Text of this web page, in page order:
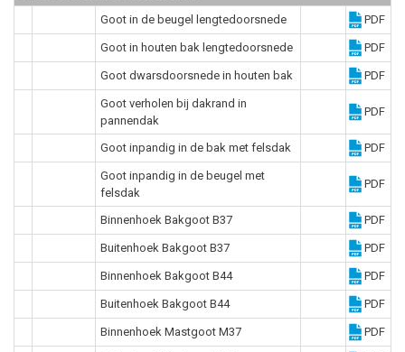
Goot in de beugel lengtedoorsnede
PDF
Goot in houten bak lengtedoorsnede PDF
Goot dwarsdoorsnede in houten bak PDF
Goot verholen bij dakrand in
pannendak
PDF
Goot inpandig in de bak met felsdak PDF
Goot inpandig in de beugel met
felsdak
PDF
Binnenhoek Bakgoot B37 PDF
Buitenhoek Bakgoot B37 PDF
Binnenhoek Bakgoot B44 PDF
Buitenhoek Bakgoot B44 PDF
Binnenhoek Mastgoot M37 PDF